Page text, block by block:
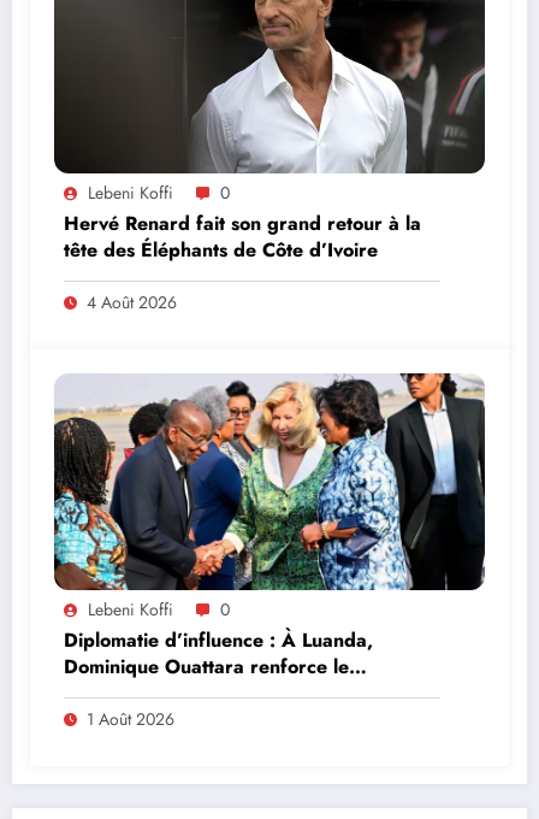
Lebeni Koffi 0
Hervé Renard fait son grand retour à la
tête des Éléphants de Côte d’Ivoire
4 Août 2026
Lebeni Koffi 0
Diplomatie d’influence : À Luanda,
Dominique Ouattara renforce le
leadership solidaire de la Côte d’Ivoire en
Afrique
1 Août 2026